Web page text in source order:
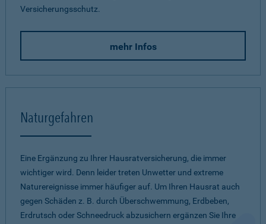
Versicherungsschutz.
mehr Infos
Naturgefahren
Eine Ergänzung zu Ihrer Hausratversicherung, die immer
wichtiger wird. Denn leider treten Unwetter und extreme
Naturereignisse immer häufiger auf. Um Ihren Hausrat auch
gegen Schäden z. B. durch Überschwemmung, Erdbeben,
Erdrutsch oder Schneedruck abzusichern ergänzen Sie Ihre